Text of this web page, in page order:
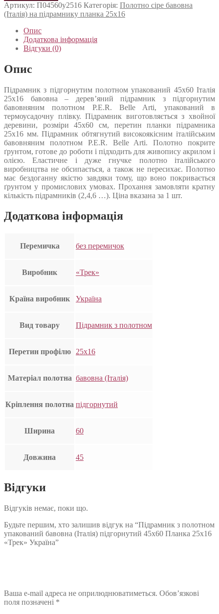
Артикул: П04560у2516 Категорія: Полотно сіре бавовна
(Італія) на підрамнику планка 25х16
Опис
Додаткова інформація
Відгуки (0)
Опис
Підрамник з підгорнутим полотном упакований 45х60 Італія
25х16 бавовна – дерев’яний підрамник з підгорнутим
бавовняним полотном P.E.R. Belle Arti, упакований в
термоусадочну плівку. Підрамник виготовляється з хвойної
деревини, розміри 45х60 см, перетин планки підрамника
25х16 мм. Підрамник обтягнутий високоякісним італійським
бавовняним полотном P.E.R. Belle Arti. Полотно покрите
ґрунтом, готове до роботи і підходить для живопису акрилом і
олією. Еластичне і дуже гнучке полотно італійського
виробництва не обсипається, а також не пересихає. Полотно
має бездоганну якістю завдяки тому, що воно покривається
ґрунтом у промислових умовах. Прохання замовляти кратну
кількість підрамників (2,4,6 …). Ціна вказана за 1 шт.
Додаткова інформація
Перемичка без перемичок
Виробник «Трек»
Країна виробник Україна
Вид товару Підрамник з полотном
Перетин профілю 25х16
Матеріал полотна бавовна (Італія)
Кріплення полотна підгорнутий
Ширина 60
Довжина 45
Відгуки
Відгуків немає, поки що.
Будьте першим, хто залишив відгук на “Підрамник з полотном
упакований бавовна (Італія) підгорнутий 45х60 Планка 25х16
«Трек» Україна”
Ваша e-mail адреса не оприлюднюватиметься. Обов’язкові
поля позначені *